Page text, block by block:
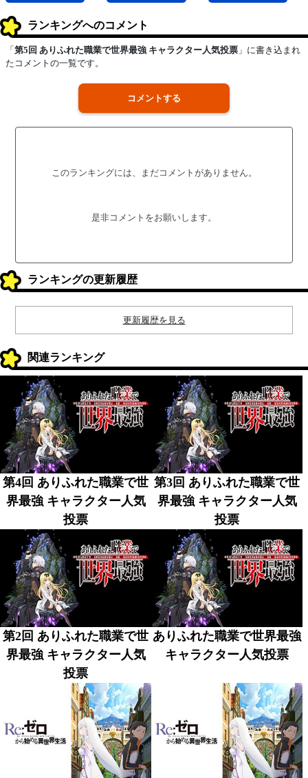
ランキングへのコメント
「 第5回 ありふれた職業で世界最強 キャラクター人気投票 」に書き込まれ
たコメントの一覧です。
コメントする
このランキングには、まだコメントがありません。
是非コメントをお願いします。
ランキングの更新履歴
更新履歴を見る
関連ランキング
第4回 ありふれた職業で世
界最強 キャラクター人気
投票
第3回 ありふれた職業で世
界最強 キャラクター人気
投票
第2回 ありふれた職業で世
界最強 キャラクター人気
投票
ありふれた職業で世界最強
キャラクター人気投票